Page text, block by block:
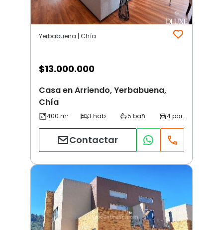
Yerbabuena | Chía
$13.000.000
Casa en Arriendo, Yerbabuena,
Chía
Contactar